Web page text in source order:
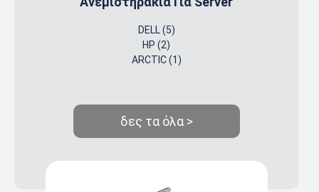
DELL (5)
HP (2)
ARCTIC (1)
δες τα όλα >